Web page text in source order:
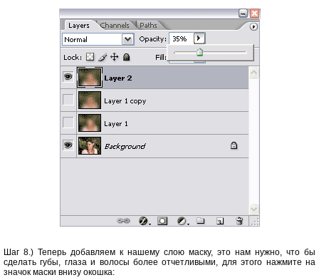
Шаг 8.) Теперь добавляем к нашему слою маску, это нам нужно, что бы
сделать губы, глаза и волосы более отчетливыми, для этого нажмите на
значок маски внизу окошка: